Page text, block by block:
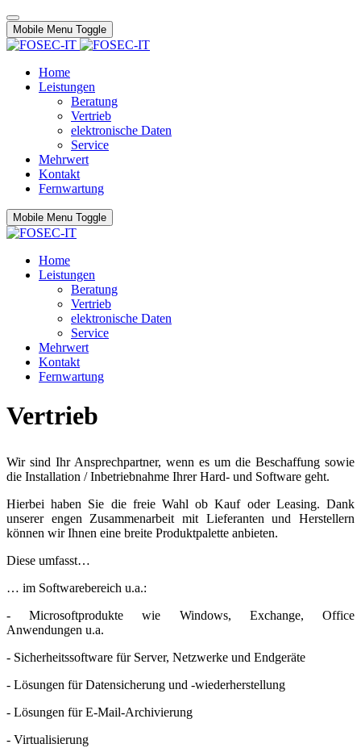
Mobile Menu Toggle
Home
Leistungen
Beratung
Vertrieb
elektronische Daten
Service
Mehrwert
Kontakt
Fernwartung
Mobile Menu Toggle
Home
Leistungen
Beratung
Vertrieb
elektronische Daten
Service
Mehrwert
Kontakt
Fernwartung
Vertrieb
Wir sind Ihr Ansprechpartner, wenn es um die Beschaffung sowie
die Installation / Inbetriebnahme Ihrer Hard- und Software geht.
Hierbei haben Sie die freie Wahl ob Kauf oder Leasing. Dank
unserer engen Zusammenarbeit mit Lieferanten und Herstellern
können wir Ihnen eine breite Produktpalette anbieten.
Diese umfasst…
… im Softwarebereich u.a.:
- Microsoftprodukte wie Windows, Exchange, Office
Anwendungen u.a.
- Sicherheitssoftware für Server, Netzwerke und Endgeräte
- Lösungen für Datensicherung und -wiederherstellung
- Lösungen für E-Mail-Archivierung
- Virtualisierung